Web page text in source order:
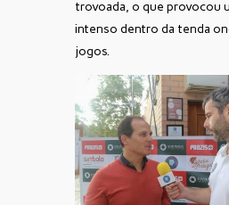
trovoada, o que provocou
intenso dentro da tenda
jogos.